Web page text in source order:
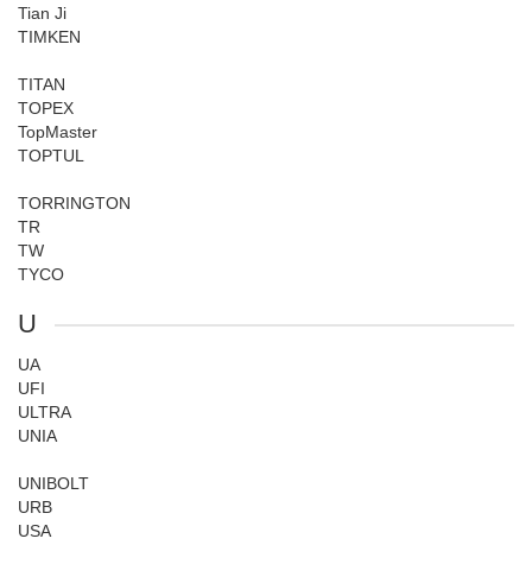
Tian Ji
TIMKEN
TITAN
TOPEX
TopMaster
TOPTUL
TORRINGTON
TR
TW
TYCO
U
UA
UFI
ULTRA
UNIA
UNIBOLT
URB
USA